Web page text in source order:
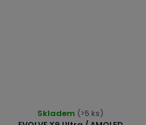
hodnocení
Skladem (>5 ks)